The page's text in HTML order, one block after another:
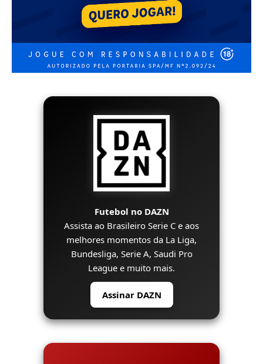
Futebol no DAZN
Assista ao Brasileiro Serie C e aos
melhores momentos da La Liga,
Bundesliga, Serie A, Saudi Pro
League e muito mais.
Assinar DAZN